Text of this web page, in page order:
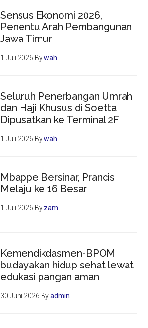
Sensus Ekonomi 2026,
Penentu Arah Pembangunan
Jawa Timur
1 Juli 2026 Bywah
Seluruh Penerbangan Umrah
dan Haji Khusus di Soetta
Dipusatkan ke Terminal 2F
1 Juli 2026 Bywah
Mbappe Bersinar, Prancis
Melaju ke 16 Besar
1 Juli 2026 By zam
Kemendikdasmen-BPOM
budayakan hidup sehat lewat
edukasi pangan aman
30 Juni 2026 Byadmin